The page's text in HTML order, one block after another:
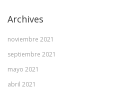
Archives
noviembre 2021
septiembre 2021
mayo 2021
abril 2021